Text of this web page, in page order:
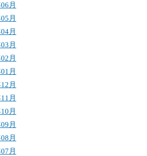
月
月
月
月
月
月
月
月
月
月
月
月